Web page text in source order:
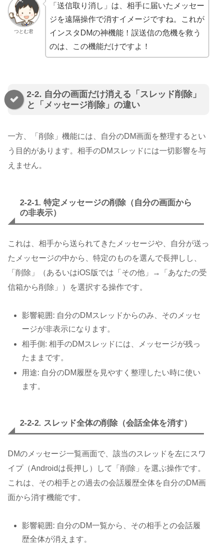
つとむ君
「送信取り消し」は、相手に届いたメッセー
ジを遠隔操作で消すイメージですね。これが
インスタDMの神機能！誤送信の危機を救う
のは、この機能だけですよ！
2-2. 自分の画面だけ消える「スレッド削除」
と「メッセージ削除」の違い
一方、「削除」機能には、自分のDM画面を整理するとい
う目的があります。相手のDMスレッドには一切影響を与
えません。
2-2-1. 特定メッセージの削除（自分の画面から
の非表示）
これは、相手から送られてきたメッセージや、自分が送っ
たメッセージの中から、特定のものを選んで長押しし、
「削除」（あるいはiOS版では「その他」→「あなたの受
信箱から削除」）を選択する操作です。
影響範囲: 自分のDMスレッドからのみ、そのメッセ
ージが非表示になります。
相手側: 相手のDMスレッドには、メッセージが残っ
たままです。
用途: 自分のDM履歴を見やすく整理したい時に使い
ます。
2-2-2. スレッド全体の削除（会話全体を消す）
DMのメッセージ一覧画面で、該当のスレッドを左にスワ
イプ（Androidは長押し）して「削除」を選ぶ操作です。
これは、その相手との過去の会話履歴全体を自分のDM画
面から消す機能です。
影響範囲: 自分のDM一覧から、その相手との会話履
歴全体が消えます。